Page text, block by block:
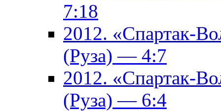
7:18
2012. «Спартак-
(Руза) — 4:7
2012. «Спартак-
(Руза) — 6:4